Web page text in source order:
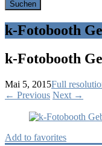
k-Fotobooth
k-Fotobooth
Mai 5, 2015Full
← Previous Next →
Add to favorites